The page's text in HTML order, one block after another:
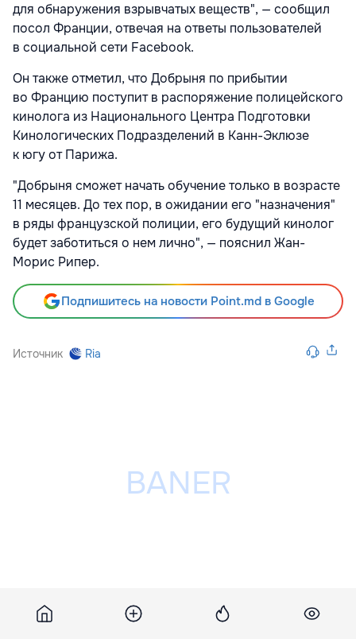
для обнаружения взрывчатых веществ", — сообщил
посол Франции, отвечая на ответы пользователей
в социальной сети Facebook.
Он также отметил, что Добрыня по прибытии
во Францию поступит в распоряжение полицейского
кинолога из Национального Центра Подготовки
Кинологических Подразделений в Канн-Эклюзе
к югу от Парижа.
"Добрыня сможет начать обучение только в возрасте
11 месяцев. До тех пор, в ожидании его "назначения"
в ряды французской полиции, его будущий кинолог
будет заботиться о нем лично", — пояснил Жан-
Морис Рипер.
Подпишитесь на новости Point.md в Google
Источник Ria